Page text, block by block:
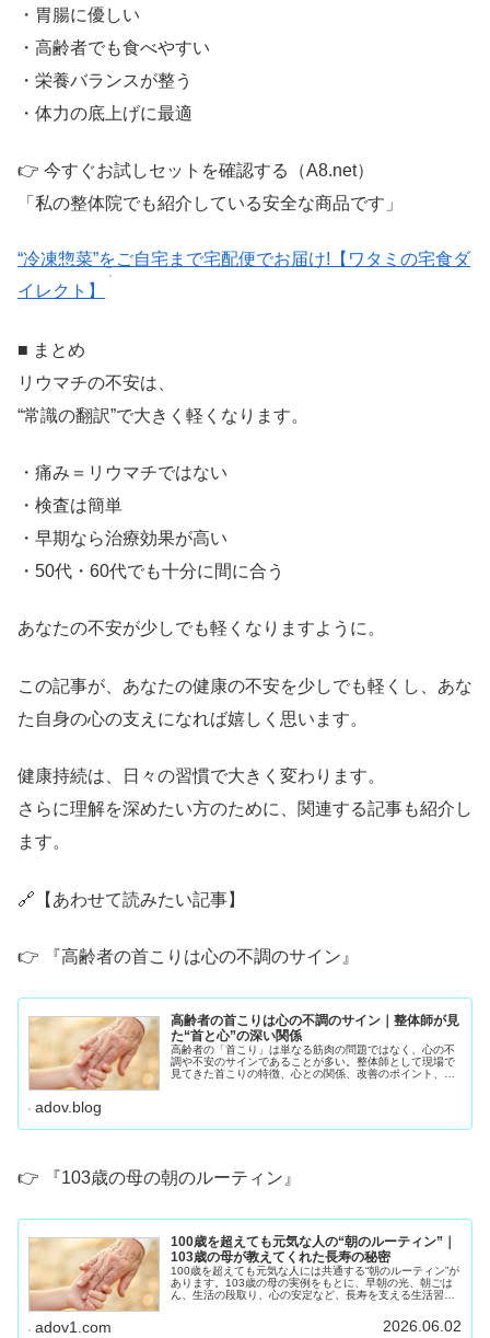
・胃腸に優しい
・高齢者でも食べやすい
・栄養バランスが整う
・体力の底上げに最適
👉 今すぐお試しセットを確認する（A8.net）
「私の整体院でも紹介している安全な商品です」
“冷凍惣菜”をご自宅まで宅配便でお届け!【ワタミの宅食ダ
イレクト】
■ まとめ
リウマチの不安は、
“常識の翻訳”で大きく軽くなります。
・痛み＝リウマチではない
・検査は簡単
・早期なら治療効果が高い
・50代・60代でも十分に間に合う
あなたの不安が少しでも軽くなりますように。
この記事が、あなたの健康の不安を少しでも軽くし、あな
た自身の心の支えになれば嬉しく思います。
健康持続は、日々の習慣で大きく変わります。
さらに理解を深めたい方のために、関連する記事も紹介し
ます。
🔗【あわせて読みたい記事】
👉 『高齢者の首こりは心の不調のサイン』
高齢者の首こりは心の不調のサイン｜整体師が見
た“首と心”の深い関係
高齢者の「首こり」は単なる筋肉の問題ではなく、心の不
調や不安のサインであることが多い。整体師として現場で
見てきた首こりの特徴、心との関係、改善のポイント、
adov.blog
👉 『103歳の母の朝のルーティン』
100歳を超えても元気な人の“朝のルーティン”｜
103歳の母が教えてくれた長寿の秘密
100歳を超えても元気な人には共通する“朝のルーティン”が
あります。103歳の母の実例をもとに、早朝の光、朝ごは
ん、生活の段取り、心の安定など、長寿を支える生活習慣
adov1.com 2026.06.02